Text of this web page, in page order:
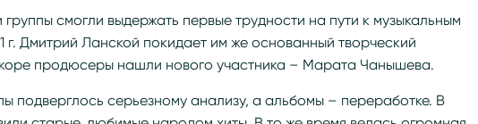
группы смогли выдержать первые трудности на пути к музыкальным
г. Дмитрий Ланской покидает им же основанный творческий
продюсеры нашли нового участника – Марата Чанышева.
подверглось серьезному анализу, а альбомы – переработке. В